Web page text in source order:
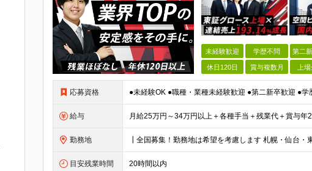
未経験歓迎 学歴不問 第二
休日120日 賞与複数月 上
応募資格
給与
勤務地
目安残業時間 20時間以内